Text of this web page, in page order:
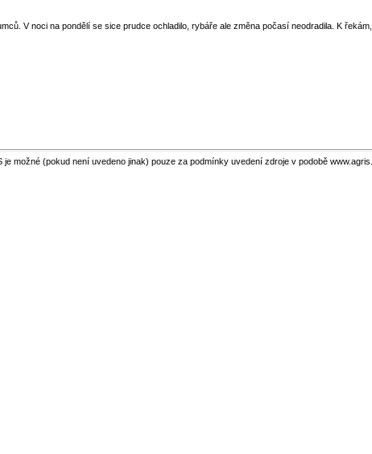
V noci na pondělí se sice prudce ochladilo, rybáře ale změna počasí neodradila. K
možné (pokud není uvedeno jinak) pouze za podmínky uvedení zdroje v podobě